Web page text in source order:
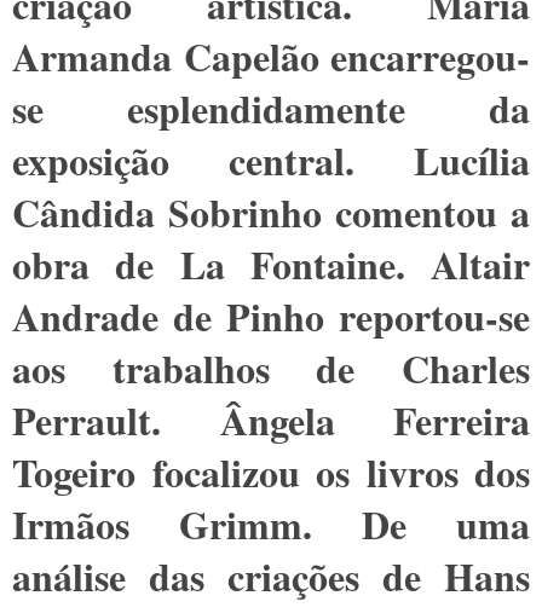
Armanda Capelão encarregou-
se esplendidamente da
exposição central. Lucília
Cândida Sobrinho comentou a
obra de La Fontaine. Altair
Andrade de Pinho reportou-se
aos trabalhos de Charles
Perrault. Ângela Ferreira
Togeiro focalizou os livros dos
Irmãos Grimm. De uma
análise das criações de Hans